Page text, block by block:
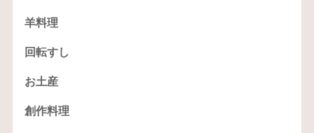
羊料理
回転すし
お土産
創作料理